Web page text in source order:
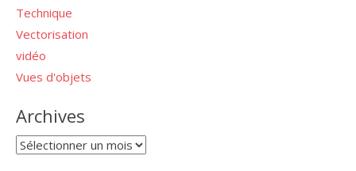
Technique
Vectorisation
vidéo
Vues d'objets
Archives
Archives